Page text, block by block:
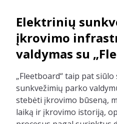
Elektrinių
įkrovimo
valdymas su
„Fleetboard“ taip pat
sunkvežimių parko
stebėti įkrovimo būseną,
laiką ir įkrovimo istoriją,